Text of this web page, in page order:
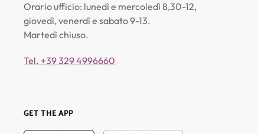
Orario ufficio: lunedì e mercoledì 8,30-12,
giovedì, venerdì e sabato 9-13.
Martedì chiuso.
Tel. +39 329 4996660
GET THE APP